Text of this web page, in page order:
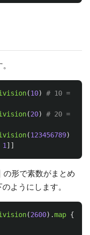
(10)
# 10 = 2 *
(20)
# 20 = 2^2
(123456789)
1 ]]
の形で素数がまとめ
ようにします。
(2600).map {